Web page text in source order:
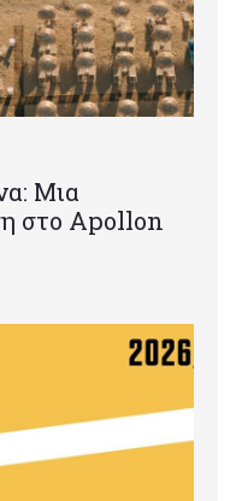
Μια
στο Apollon